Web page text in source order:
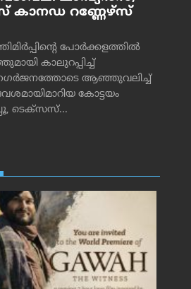
കാനഡ റണ്ണേഴ്‌സ്
പോര്‍ക്കളത്തില്‍
കാലുറപ്പിച്ച്
ആഞ്ഞുവലിച്ച്
കോട്ടയം
ടെക്‌സസ്...